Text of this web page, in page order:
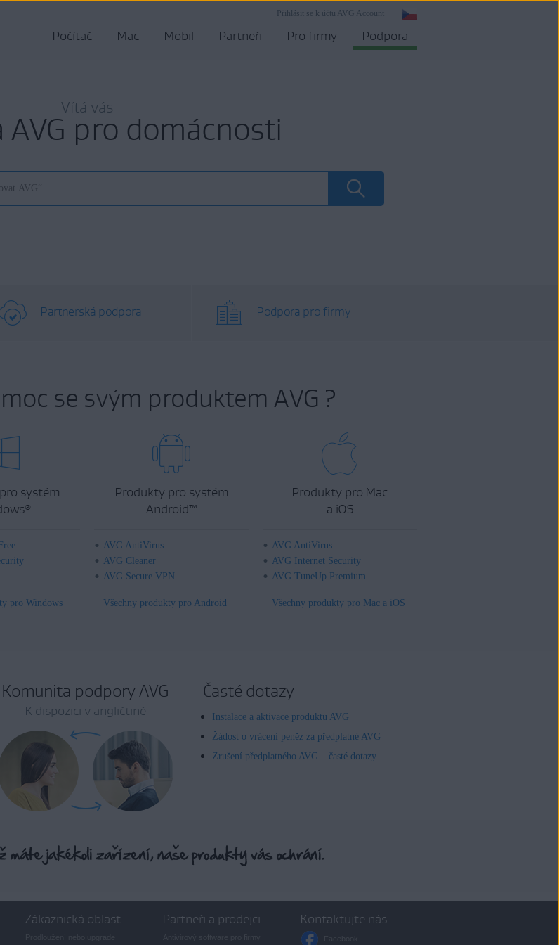
Přihlásit se k účtu AVG Account
Počítač Mac Mobil Partneři Pro firmy Podpora
Vítá vás
AVG pro domácnosti
Partnerská podpora Podpora pro firmy
se svým produktem AVG ?
systém
®
pro Windows
Produkty pro systém
Android™
AVG AntiVirus
AVG Cleaner
AVG Secure VPN
Všechny produkty pro Android
Produkty pro Mac
a iOS
AVG AntiVirus
AVG Internet Security
AVG TuneUp Premium
Všechny produkty pro Mac a iOS
Komunita podpory AVG
K dispozici v angličtině
Časté dotazy
Instalace a aktivace produktu AVG
Žádost o vrácení peněz za předplatné AVG
Zrušení předplatného AVG – časté dotazy
Zákaznická oblast Partneři a prodejci Kontaktujte nás